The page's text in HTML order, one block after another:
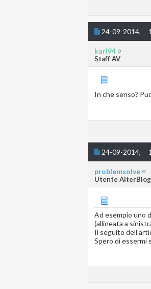
24-09-2014,
karl94
Staff AV
In che senso?
24-09-2014,
problemsolve
Utente AlterBlog
Ad esempio uno
(allineata a
Il seguito
Spero di essermi